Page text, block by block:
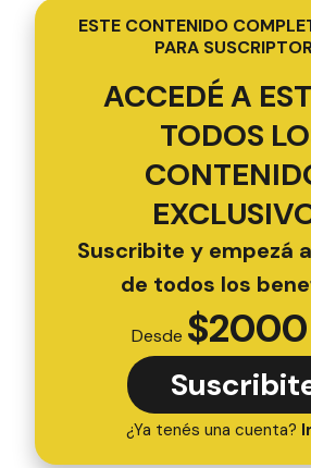
ESTE CONTENIDO
PARA
ACCEDÉ A
TODOS
Suscribite y empezá
de todos los
Desde $2000
¿Ya tenés una cuenta?